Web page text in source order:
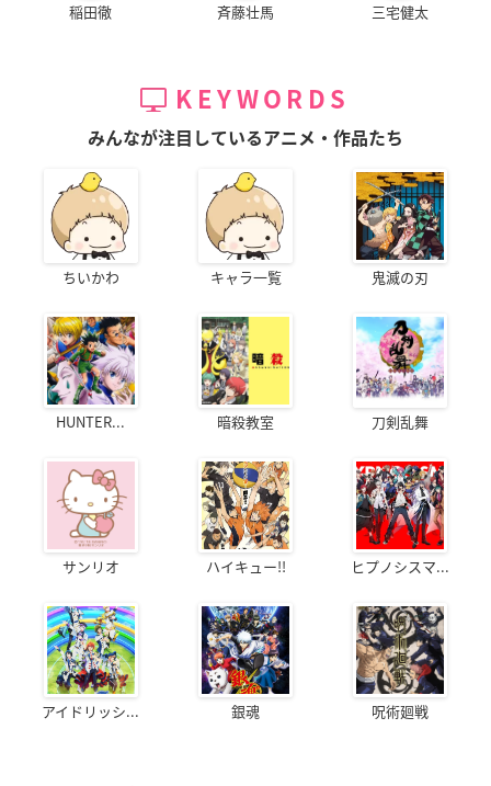
稲田徹 斉藤壮馬 三宅健太
KEYWORDS
みんなが注目しているアニメ・作品たち
ちいかわ キャラ一覧 鬼滅の刃
HUNTER... 暗殺教室 刀剣乱舞
サンリオ ハイキュー!! ヒプノシスマ...
アイドリッシ... 銀魂 呪術廻戦